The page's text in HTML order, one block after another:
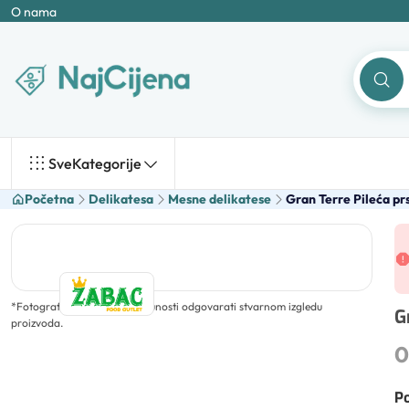
O nama
SveKategorije
Početna Delikatesa Mesne delikatese Gran Terre Pileća
*Fotografija ne mora u potpunosti odgovarati stvarnom izgledu
proizvoda.